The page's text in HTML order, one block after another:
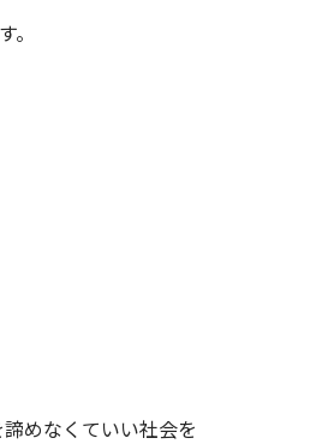
めなくていい社会を